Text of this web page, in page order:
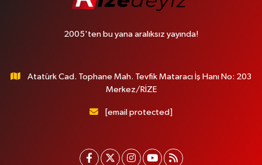
2005'ten bu yana aralıksız yayında!
Atatürk Cad. Tophane Mah. Tevfik Mataracı İş Hanı No: 203
Merkez/RİZE
[email protected]